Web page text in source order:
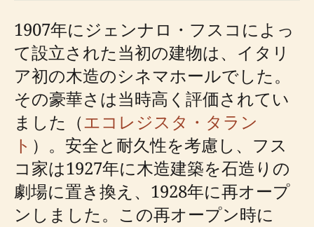
1907年にジェンナロ・フスコによっ
て設立された当初の建物は、イタリ
ア初の木造のシネマホールでした。
その豪華さは当時高く評価されてい
ました（エコレジスタ・タラン
ト ）。安全と耐久性を考慮し、フス
コ家は1927年に木造建築を石造りの
劇場に置き換え、1928年に再オープ
ンしました。この再オープン時に